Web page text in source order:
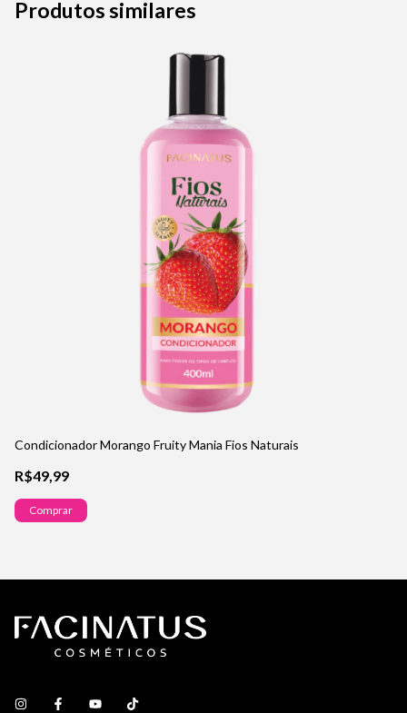
Produtos similares
Condicionador Morango Fruity Mania Fios Naturais
R$49,99
Comprar